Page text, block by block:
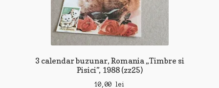
3 calendar buzunar, Romania „Timbre si
Pisici”, 1988 (zz25)
10,00 lei